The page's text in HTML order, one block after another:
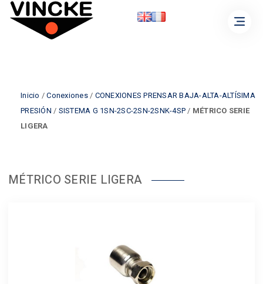
Inicio /Conexiones/ CONEXIONES PRENSAR BAJA-ALTA-ALTÍSIMA
PRESIÓN / SISTEMA G 1SN-2SC-2SN-2SNK-4SP / MÉTRICO SERIE
LIGERA
MÉTRICO SERIE LIGERA